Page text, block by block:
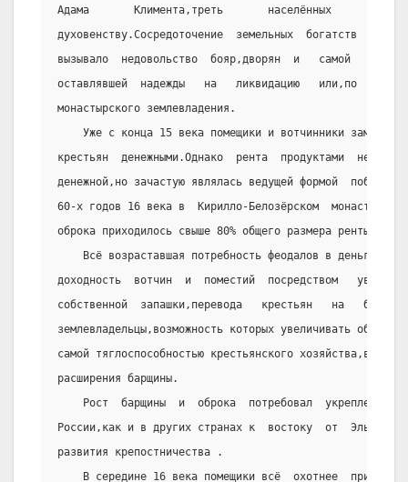
Адама       Климента,треть       населённых
духовенству.Сосредоточение  земельных  богатств   у
вызывало  недовольство  бояр,дворян  и   самой
оставлявшей  надежды   на   ликвидацию   или,по
монастырского землевладения.
Уже с конца 15 века помещики и вотчинники заменяли
крестьян  денежными.Однако  рента  продуктами  не
денежной,но зачастую являлась ведущей формой
60-х годов 16 века в  Кирилло-Белозёрском  монастыре
оброка приходилось свыше 80% общего размера ренты.
Всё возраставшая потребность феодалов в деньгах
доходность  вотчин  и  поместий  посредством
собственной  запашки,перевода   крестьян   на
землевладельцы,возможность которых увеличивать
самой тяглоспособностью крестьянского
расширения барщины.
Рост  барщины  и  оброка  потребовал  укрепления
России,как и в других странах к  востоку  от  Эльбы,
развития крепостничества .
В середине 16 века помещики всё  охотнее